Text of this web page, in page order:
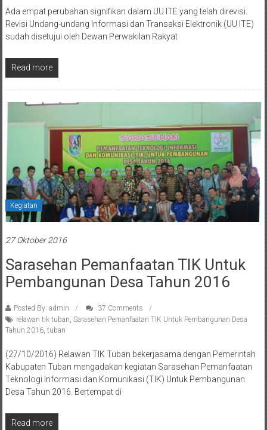
Ada empat perubahan signifikan dalam UU ITE yang telah direvisi.
Revisi Undang-undang Informasi dan Transaksi Elektronik (UU ITE)
sudah disetujui oleh Dewan Perwakilan Rakyat
Read more
Kegiatan
27 Oktober 2016
Sarasehan Pemanfaatan TIK Untuk
Pembangunan Desa Tahun 2016
Posted By: admin
37 Comments
relawan tik tuban, Sarasehan Pemanfaatan TIK Untuk Pembangunan Desa
Tahun 2016, tuban
(27/10/2016) Relawan TIK Tuban bekerjasama dengan Pemerintah
Kabupaten Tuban mengadakan kegiatan Sarasehan Pemanfaatan
Teknologi Informasi dan Komunikasi (TIK) Untuk Pembangunan
Desa Tahun 2016. Bertempat di
Read more